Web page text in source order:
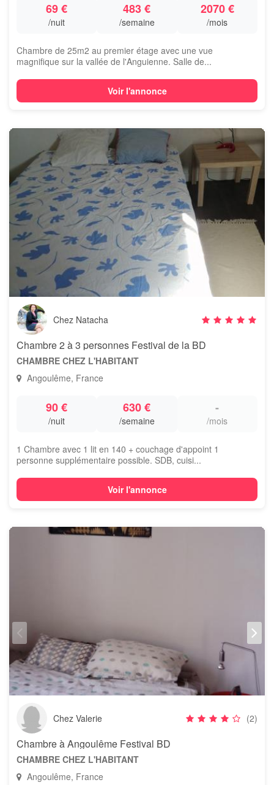
69 €
/nuit
483 €
/semaine
2070 €
/mois
Chambre de 25m2 au premier étage avec une vue
magnifique sur la vallée de l'Anguienne. Salle de...
Voir l'annonce
Chez Natacha
Chambre 2 à 3 personnes Festival de la BD
CHAMBRE CHEZ L'HABITANT
Angoulême, France
90 €
/nuit
630 €
/semaine
-
/mois
1 Chambre avec 1 lit en 140 + couchage d'appoint 1
personne supplémentaire possible. SDB, cuisi...
Voir l'annonce
Chez Valerie (2)
Chambre à Angoulême Festival BD
CHAMBRE CHEZ L'HABITANT
Angoulême, France